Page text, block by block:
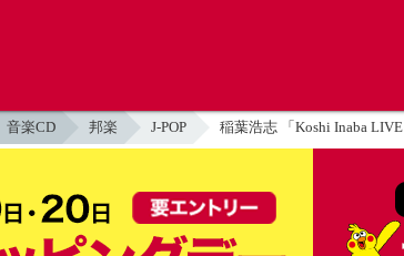
音楽CD 邦楽 J-POP 稲葉浩志 「Koshi Inaba